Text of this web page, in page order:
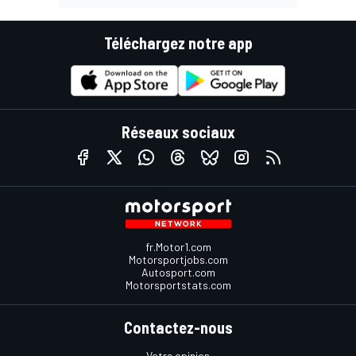
Téléchargez notre app
Réseaux sociaux
fr.Motor1.com
Motorsportjobs.com
Autosport.com
Motorsportstats.com
Contactez-nous